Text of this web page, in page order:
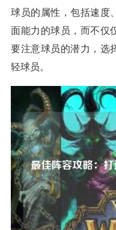
球员的属性，包括速度
面能力的球员，而不仅
要注意球员的潜力，选
轻球员。